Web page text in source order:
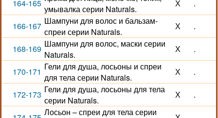
164-165
умывалка серии Naturals.
Х .
166-167 Шампуни для волос и бальзам-
спреи серии Naturals.
Х .
168-169 Шампуни для волос, маски серии
Naturals.
Х .
170-171 Гели для душа, лосьоны и спреи
для тела серии Naturals.
Х .
172-173 Гели для душа, лосьоны для тела
серии Naturals.
Х .
Лосьон – спреи для тела серии